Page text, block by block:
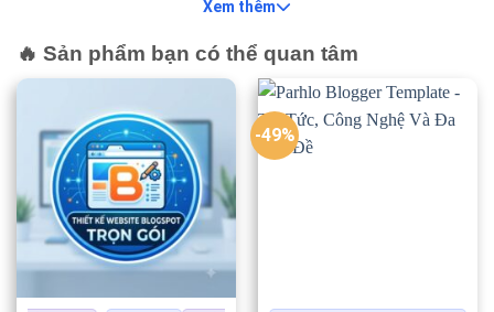
Google
Gameify được xây dựng theo các tiêu chuẩn SEO hiện đại
giúp website dễ dàng đạt thứ hạng cao trên Google.
Template hỗ trợ:
✅ HTML5 chuẩn SEO
Xem thêm
🔥 Sản phẩm bạn có thể quan tâm
-49%